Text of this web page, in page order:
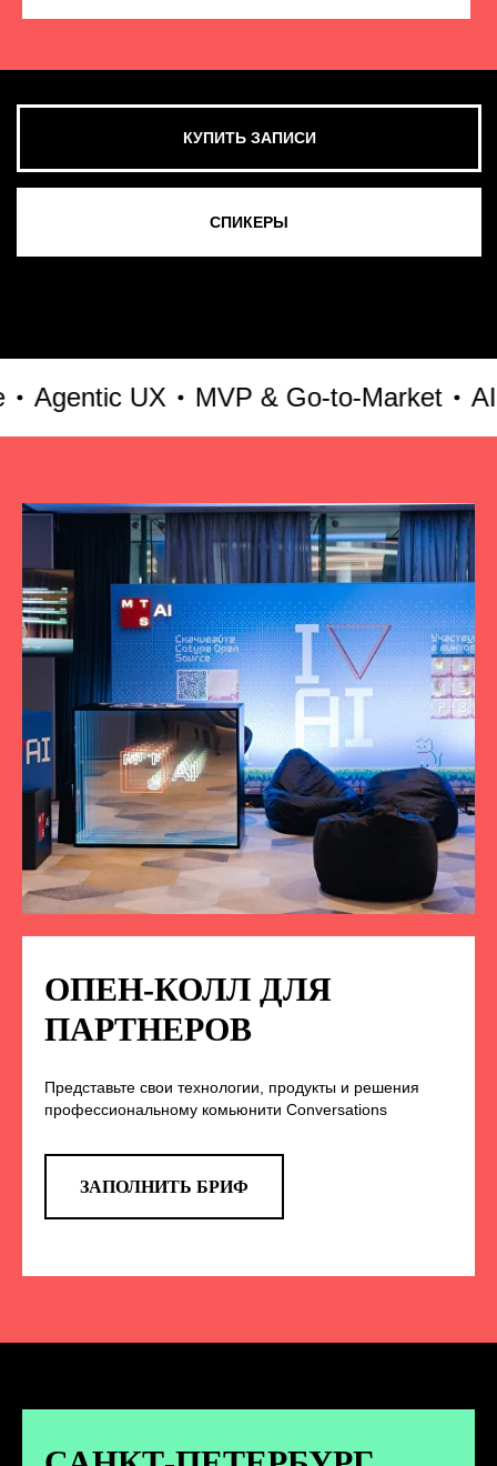
UX MVP & Go-to-Market AI-
ОПЕН-КОЛЛ ДЛЯ
ПАРТНЕРОВ
Представьте свои технологии, продукты и решения
профессиональному комьюнити Conversations
ЗАПОЛНИТЬ БРИФ
СМОТРЕТЬ ВСЕ ФОТО
НА НАС В СОЦСЕТЯХ
TELEGRAM
анонс новых спикеров и другие
новости конференции